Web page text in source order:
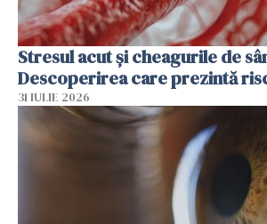
Stresul acut și cheagurile de
Descoperirea care prezintă
31 IULIE 2026